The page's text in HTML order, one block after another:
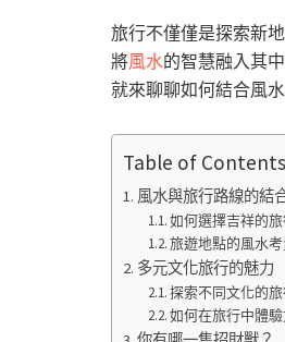
旅行不僅僅是探索新
將風水的智慧融入其
就來聊聊如何結合風
Table of Contents
風水與旅行路線的結
如何選擇吉祥的
旅遊地點的風水
多元文化旅行的魅力
探索不同文化的
如何在旅行中體